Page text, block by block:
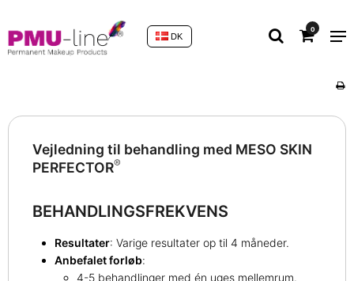
0
DK
Vejledning til behandling med MESO SKIN
PERFECTOR®
BEHANDLINGSFREKVENS
Resultater: Varige resultater op til 4 måneder.
Anbefalet forløb:
4-5 behandlinger med én uges mellemrum.